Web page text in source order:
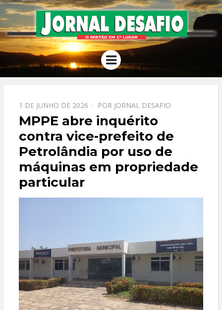
JORNAL
DESAFIO
O Sertão em 1º Lugar
Menu
PPOSTADO
EM
1 DE JUNHO DE 2026 POR JORNAL DESAFIO
MPPE abre inquérito
contra vice-prefeito de
Petrolândia por uso de
máquinas em propriedade
particular